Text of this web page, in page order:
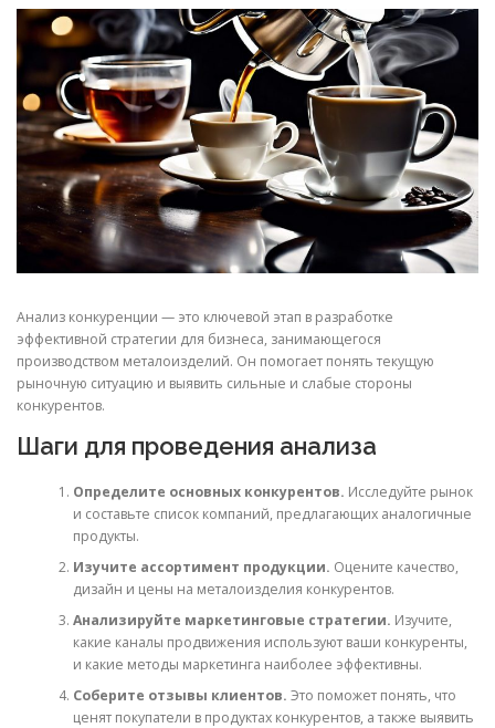
СВОЙСТВА МЕТАЛЛОВ СОРТА МЕТАЛЛОВ
СТАТЬИ
Анализ конкуренции — это ключевой этап в разработке
эффективной стратегии для бизнеса, занимающегося
производством металоизделий. Он помогает понять текущую
рыночную ситуацию и выявить сильные и слабые стороны
конкурентов.
Шаги для проведения анализа
Определите основных конкурентов. Исследуйте рынок
и составьте список компаний, предлагающих аналогичные
продукты.
Изучите ассортимент продукции. Оцените качество,
дизайн и цены на металоизделия конкурентов.
Анализируйте маркетинговые стратегии. Изучите,
какие каналы продвижения используют ваши конкуренты,
и какие методы маркетинга наиболее эффективны.
Соберите отзывы клиентов. Это поможет понять, что
ценят покупатели в продуктах конкурентов, а также выявить